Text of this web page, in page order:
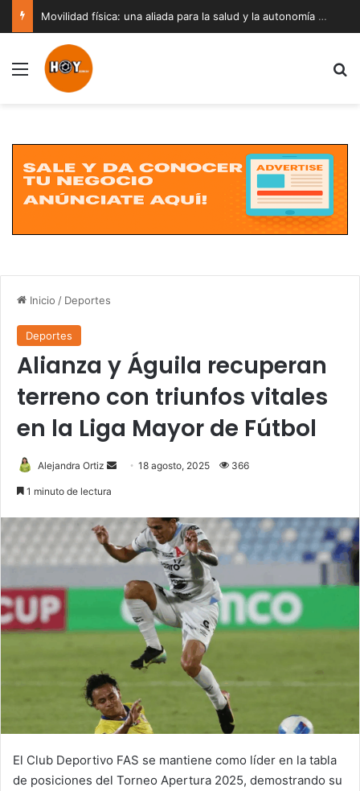
Movilidad física: una aliada para la salud y la autonomía a cualquier edad
Menú
Inicio / Deportes
Deportes
Alianza y Águila recuperan
terreno con triunfos vitales
en la Liga Mayor de Fútbol
Alejandra Ortiz
Send18 agosto, 2025 366
1 minuto de lectura
El Club Deportivo FAS se mantiene como líder en la tabla
de posiciones del Torneo Apertura 2025, demostrando su